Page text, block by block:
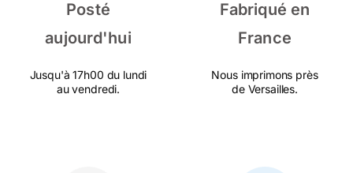
Posté
aujourd'hui
Jusqu'à 17h00 du lundi
au vendredi.
Fabriqué en
France
Nous imprimons près
de Versailles.